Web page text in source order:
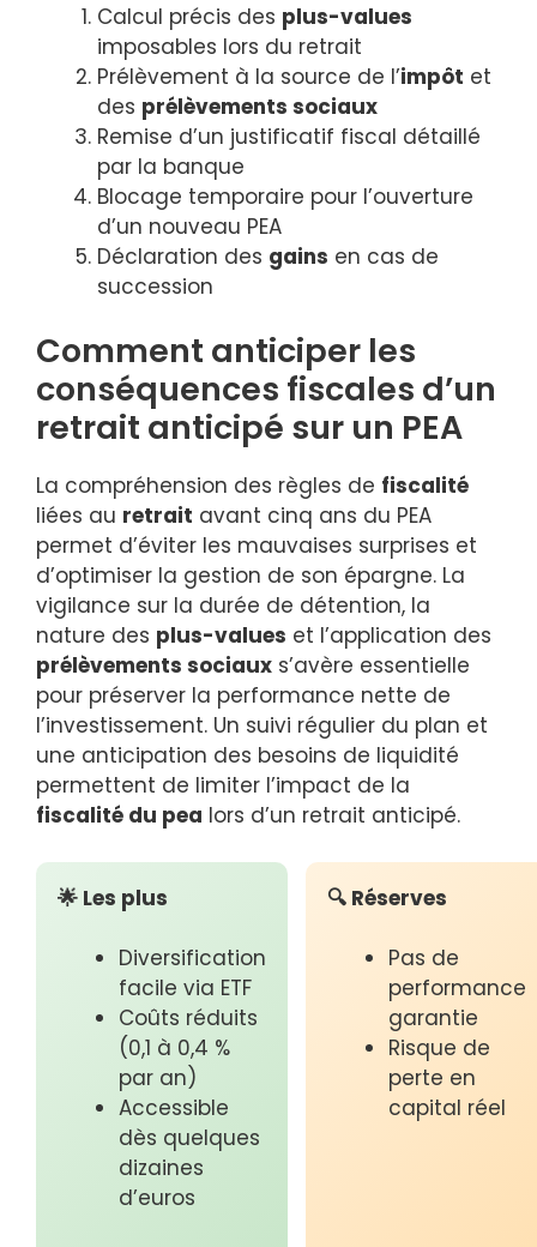
Calcul précis des plus-values
imposables lors du retrait
Prélèvement à la source de l’impôt et
des prélèvements sociaux
Remise d’un justificatif fiscal détaillé
par la banque
Blocage temporaire pour l’ouverture
d’un nouveau PEA
Déclaration des gains en cas de
succession
Comment anticiper les
conséquences fiscales d’un
retrait anticipé sur un PEA
La compréhension des règles de fiscalité
liées au retrait avant cinq ans du PEA
permet d’éviter les mauvaises surprises et
d’optimiser la gestion de son épargne. La
vigilance sur la durée de détention, la
nature des plus-values et l’application des
prélèvements sociaux s’avère essentielle
pour préserver la performance nette de
l’investissement. Un suivi régulier du plan et
une anticipation des besoins de liquidité
permettent de limiter l’impact de la
fiscalité du pea lors d’un retrait anticipé.
🌟 Les plus
Diversification
facile via ETF
Coûts réduits
(0,1 à 0,4 %
par an)
Accessible
dès quelques
dizaines
d’euros
🔍 Réserves
Pas de
performance
garantie
Risque de
perte en
capital réel